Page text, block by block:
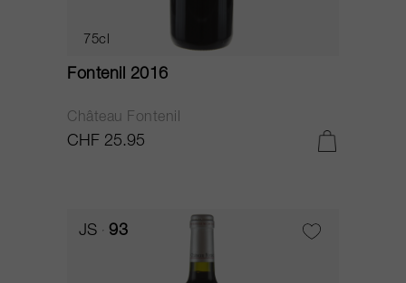
75cl
Fontenil 2016
Château Fontenil
CHF 25.95
JS 93